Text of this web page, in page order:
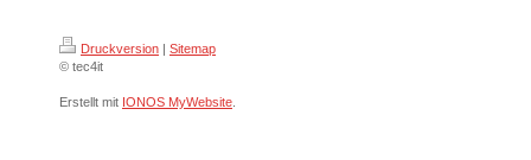
Druckversion | Sitemap
© tec4it
Erstellt mit IONOS MyWebsite